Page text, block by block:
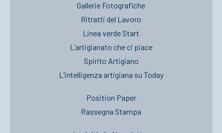
Gallerie Fotografiche
Ritratti del Lavoro
Linea verde Start
L’artigianato che ci piace
Spirito Artigiano
L’intelligenza artigiana su Today
Position Paper
Rassegna Stampa